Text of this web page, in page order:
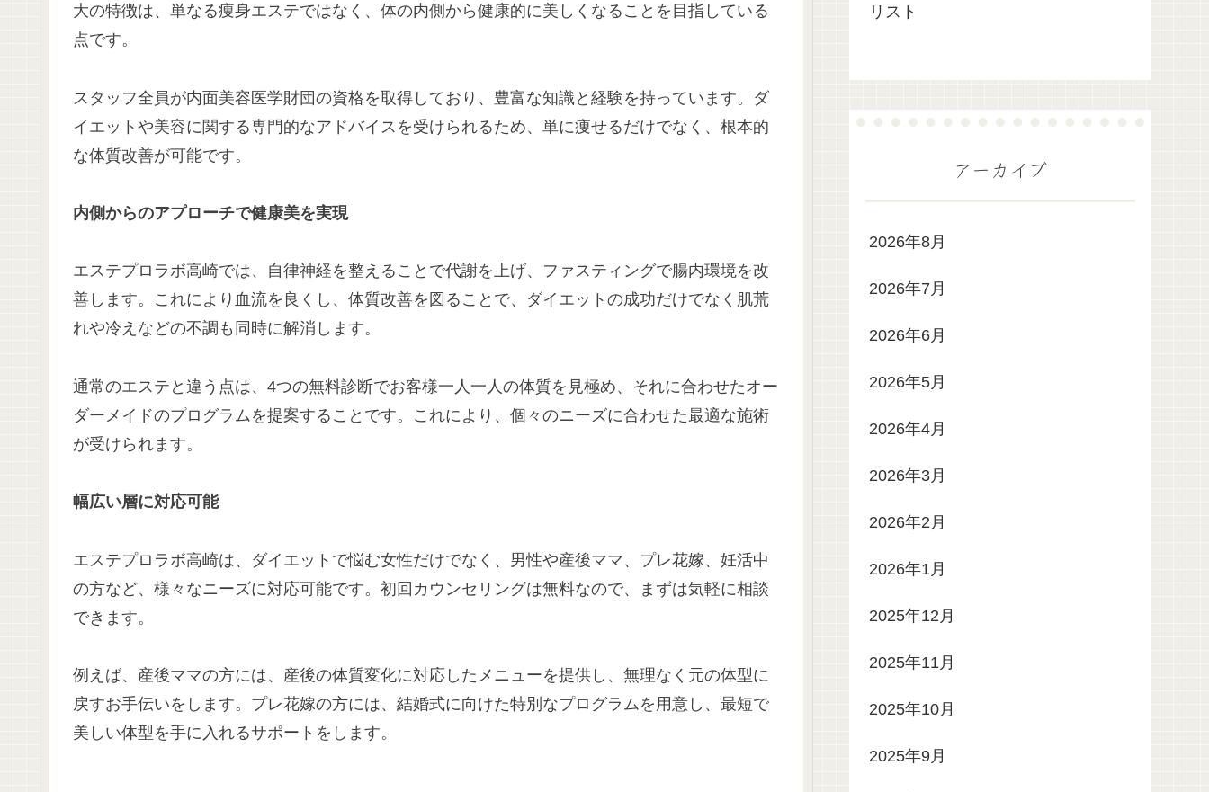
大の特徴は、単なる痩身エステではなく、体の内側から健康的に美しくなることを目指している
点です。
スタッフ全員が内面美容医学財団の資格を取得しており、豊富な知識と経験を持っています。ダ
イエットや美容に関する専門的なアドバイスを受けられるため、単に痩せるだけでなく、根本的
な体質改善が可能です。
内側からのアプローチで健康美を実現
エステプロラボ高崎では、自律神経を整えることで代謝を上げ、ファスティングで腸内環境を改
善します。これにより血流を良くし、体質改善を図ることで、ダイエットの成功だけでなく肌荒
れや冷えなどの不調も同時に解消します。
通常のエステと違う点は、4つの無料診断でお客様一人一人の体質を見極め、それに合わせたオー
ダーメイドのプログラムを提案することです。これにより、個々のニーズに合わせた最適な施術
が受けられます。
幅広い層に対応可能
エステプロラボ高崎は、ダイエットで悩む女性だけでなく、男性や産後ママ、プレ花嫁、妊活中
の方など、様々なニーズに対応可能です。初回カウンセリングは無料なので、まずは気軽に相談
できます。
例えば、産後ママの方には、産後の体質変化に対応したメニューを提供し、無理なく元の体型に
戻すお手伝いをします。プレ花嫁の方には、結婚式に向けた特別なプログラムを用意し、最短で
美しい体型を手に入れるサポートをします。
リスト
アーカイブ
2026年8月
2026年7月
2026年6月
2026年5月
2026年4月
2026年3月
2026年2月
2026年1月
2025年12月
2025年11月
2025年10月
2025年9月